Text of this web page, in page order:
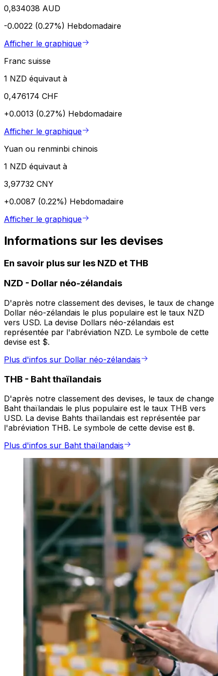
0,834038 AUD
-0.0022 (0.27%) Hebdomadaire
Afficher le graphique
Franc suisse
1 NZD équivaut à
0,476174 CHF
+0.0013 (0.27%) Hebdomadaire
Afficher le graphique
Yuan ou renminbi chinois
1 NZD équivaut à
3,97732 CNY
+0.0087 (0.22%) Hebdomadaire
Afficher le graphique
Informations sur les devises
En savoir plus sur les NZD et THB
NZD - Dollar néo-zélandais
D'après notre classement des devises, le taux de change
Dollar néo-zélandais le plus populaire est le taux NZD
vers USD. La devise Dollars néo-zélandais est
représentée par l'abréviation NZD. Le symbole de cette
devise est $.
Plus d'infos sur Dollar néo-zélandais
THB - Baht thaïlandais
D'après notre classement des devises, le taux de change
Baht thaïlandais le plus populaire est le taux THB vers
USD. La devise Bahts thaïlandais est représentée par
l'abréviation THB. Le symbole de cette devise est ฿.
Plus d'infos sur Baht thaïlandais